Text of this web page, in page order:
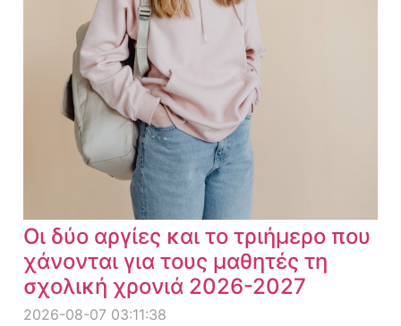
Οι δύο αργίες και το τριήμερο που
χάνονται για τους μαθητές τη
σχολική χρονιά 2026-2027
2026-08-07 03:11:38